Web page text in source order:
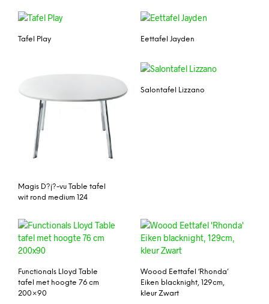
Tafel Play Eettafel Jayden
Magis D?j?-vu Table tafel
wit rond medium 124
Salontafel Lizzano
Functionals Lloyd Table
tafel met hoogte 76 cm
200×90
Woood Eettafel ‘Rhonda’
Eiken blacknight, 129cm,
kleur Zwart